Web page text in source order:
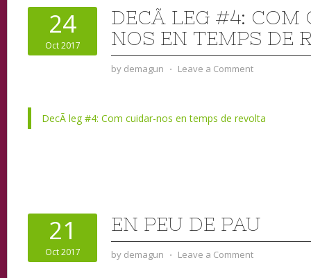
24
Oct 2017
DECÃ LEG #4: COM
NOS EN TEMPS DE
by demagun ⋅ Leave a Comment
DecÃ leg #4: Com cuidar-nos en temps de revolta
21
Oct 2017
EN PEU DE PAU
by demagun ⋅ Leave a Comment